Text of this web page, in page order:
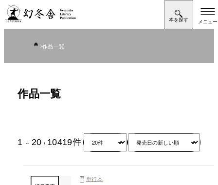
作品一覧
作品一覧
1 ～ 20 / 10419件
単行本